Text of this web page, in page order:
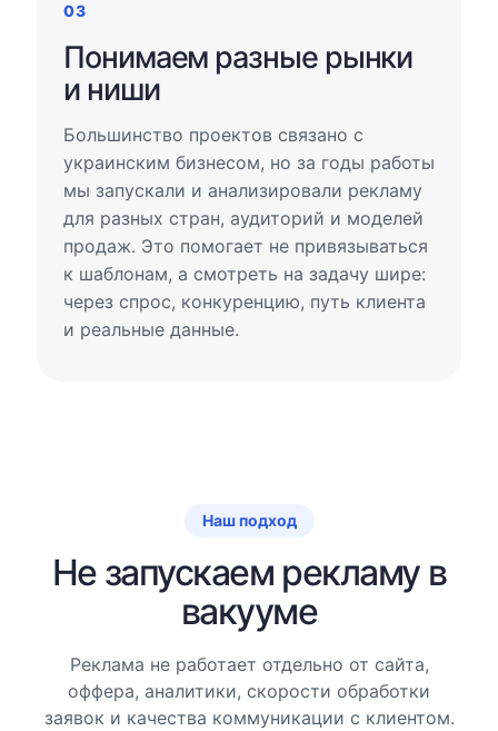
03
Понимаем разные рынки
и ниши
Большинство проектов связано с
украинским бизнесом, но за годы работы
мы запускали и анализировали рекламу
для разных стран, аудиторий и моделей
продаж. Это помогает не привязываться
к шаблонам, а смотреть на задачу шире:
через спрос, конкуренцию, путь клиента
и реальные данные.
Наш подход
Не запускаем рекламу в
вакууме
Реклама не работает отдельно от сайта,
оффера, аналитики, скорости обработки
заявок и качества коммуникации с клиентом.